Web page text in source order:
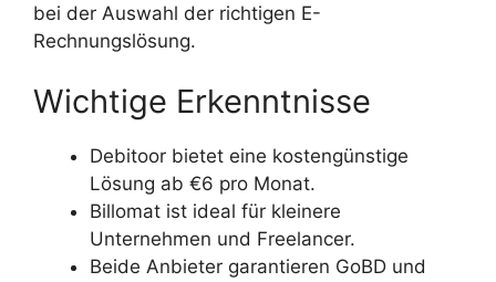
bei der Auswahl der richtigen E-
Rechnungslösung.
Wichtige Erkenntnisse
Debitoor bietet eine kostengünstige
Lösung ab €6 pro Monat.
Billomat ist ideal für kleinere
Unternehmen und Freelancer.
Beide Anbieter garantieren GoBD und